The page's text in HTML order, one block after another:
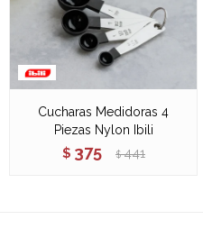
Cucharas Medidoras 4
Piezas Nylon Ibili
$ 375 $ 441